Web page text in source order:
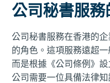
公司秘書服
公司秘書服務在香港的
的角色。這項服務遠超
而是根據《公司條例》
公司需要一位具備法律